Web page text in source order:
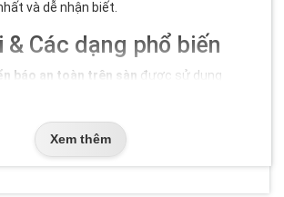
và dễ nhận biết.
& Các dạng phổ biến
báo an toàn trên sàn được sử dụng
: Cảnh báo về các nguy cơ tiềm ẩn như
hoặc khu vực nguy hiểm. Ví dụ: biển
Xem thêm